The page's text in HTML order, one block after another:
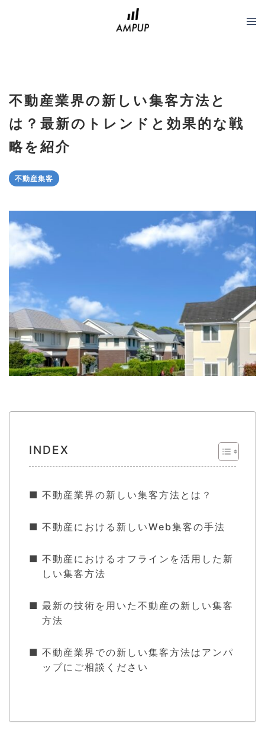
不動産業界の新しい集客方法と
は？最新のトレンドと効果的な戦
略を紹介
不動産集客
INDEX
不動産業界の新しい集客方法とは？
不動産における新しいWeb集客の手法
不動産におけるオフラインを活用した新
しい集客方法
最新の技術を用いた不動産の新しい集客
方法
不動産業界での新しい集客方法はアンパ
ップにご相談ください